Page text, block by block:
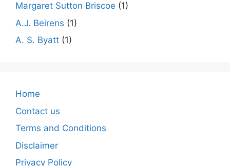
Margaret Sutton Briscoe (1)
A.J. Beirens (1)
A. S. Byatt (1)
Home
Contact us
Terms and Conditions
Disclaimer
Privacy Policy